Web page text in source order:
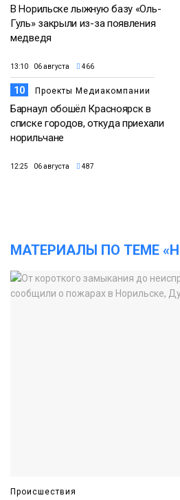
В Норильске лыжную базу «Оль-
Гуль» закрыли из-за появления
медведя
13:10 06 августа 466
10 Проекты Медиакомпании
Барнаул обошёл Красноярск в
списке городов, откуда приехали
норильчане
12:25 06 августа 487
МАТЕРИАЛЫ ПО ТЕМЕ
Происшествия